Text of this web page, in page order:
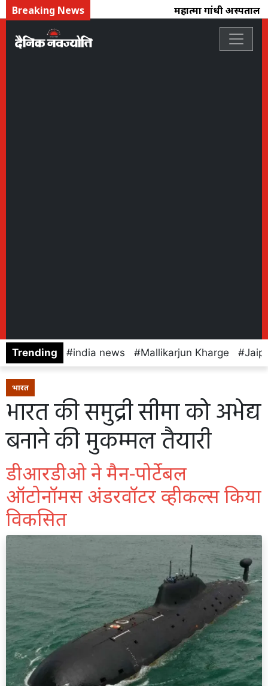
Breaking News महात्मा गांधी अस्पताल :
Trending india news Mallikarjun Kharge
भारत
भारत की समुद्री सीमा को अभेद्य
बनाने की मुकम्मल तैयारी
डीआरडीओ ने मैन-पोर्टेबल
ऑटोनॉमस अंडरवॉटर व्हीकल्स किया
विकसित